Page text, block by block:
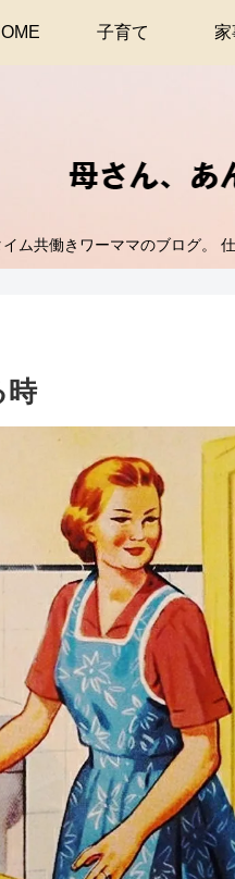
イム共働きワーママのブログ。
子育て 家
時